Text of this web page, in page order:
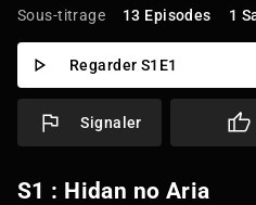
Sous-titrage 13 Episodes 1
Regarder S1E1
Signaler
S1 : Hidan no Aria